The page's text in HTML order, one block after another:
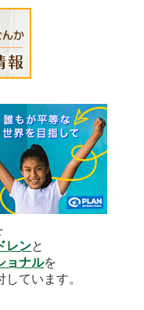
レンと
ョナルを
ています。